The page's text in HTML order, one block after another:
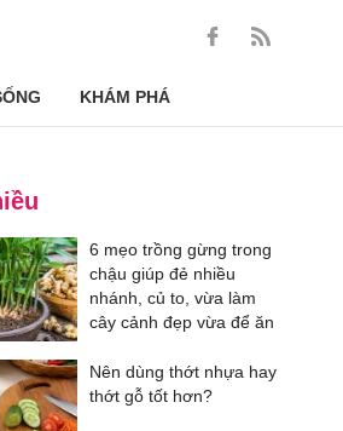
KHÁM PHÁ
6 mẹo trồng gừng trong
chậu giúp đẻ nhiều
nhánh, củ to, vừa làm
cây cảnh đẹp vừa để ăn
Nên dùng thớt nhựa hay
thớt gỗ tốt hơn?